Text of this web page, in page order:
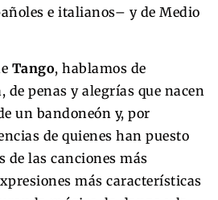
e italianos– y de Medio
Tango, hablamos de
penas y alegrías que nacen
un bandoneón y, por
de quienes han puesto
de las canciones más
más características